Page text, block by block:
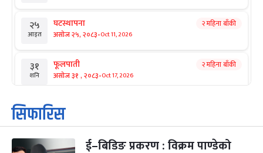
२५
आइत
घटस्थापना
असोज २५, २०८३-Oct 11, 2026
२ महिना बाँकी
३१
शनि
फूलपाती
असोज ३१ , २०८३-Oct 17, 2026
२ महिना बाँकी
१
आइत
कार्तिक सङ्क्रान्ति
कार्तिक १, २०८३
३ महानवमी २ महिना बाँकी
सिफारिस
ई–बिडिङ प्रकरण : विक्रम पाण्डेको